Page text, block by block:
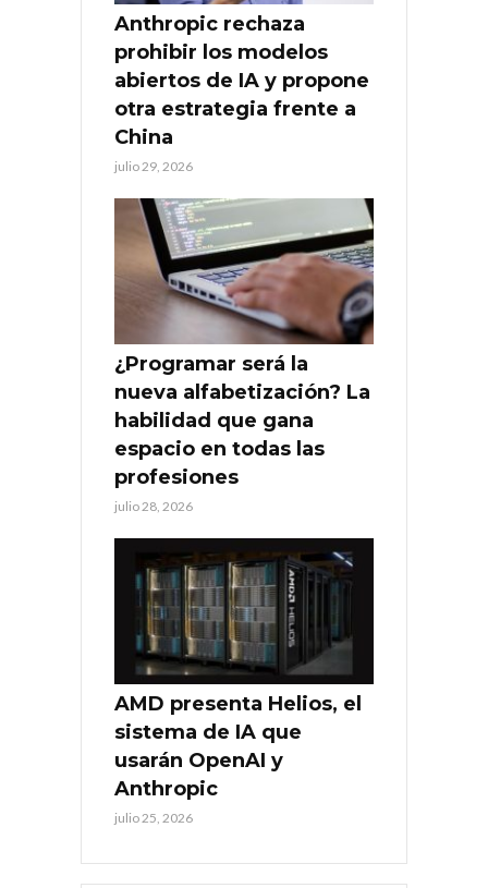
Anthropic rechaza
prohibir los modelos
abiertos de IA y propone
otra estrategia frente a
China
julio 29, 2026
¿Programar será la
nueva alfabetización? La
habilidad que gana
espacio en todas las
profesiones
julio 28, 2026
AMD presenta Helios, el
sistema de IA que
usarán OpenAI y
Anthropic
julio 25, 2026